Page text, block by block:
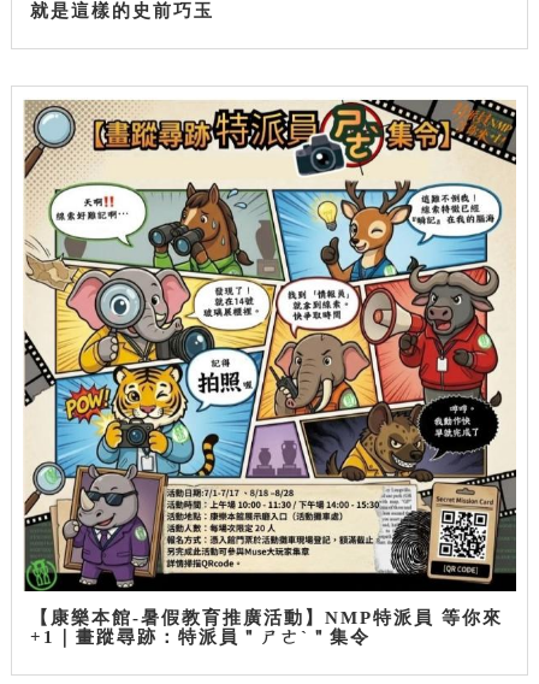
就是這樣的史前巧玉
【康樂本館-暑假教育推廣活動】NMP特派員 等你來
+1｜畫蹤尋跡：特派員＂ㄕㄜˋ＂集令